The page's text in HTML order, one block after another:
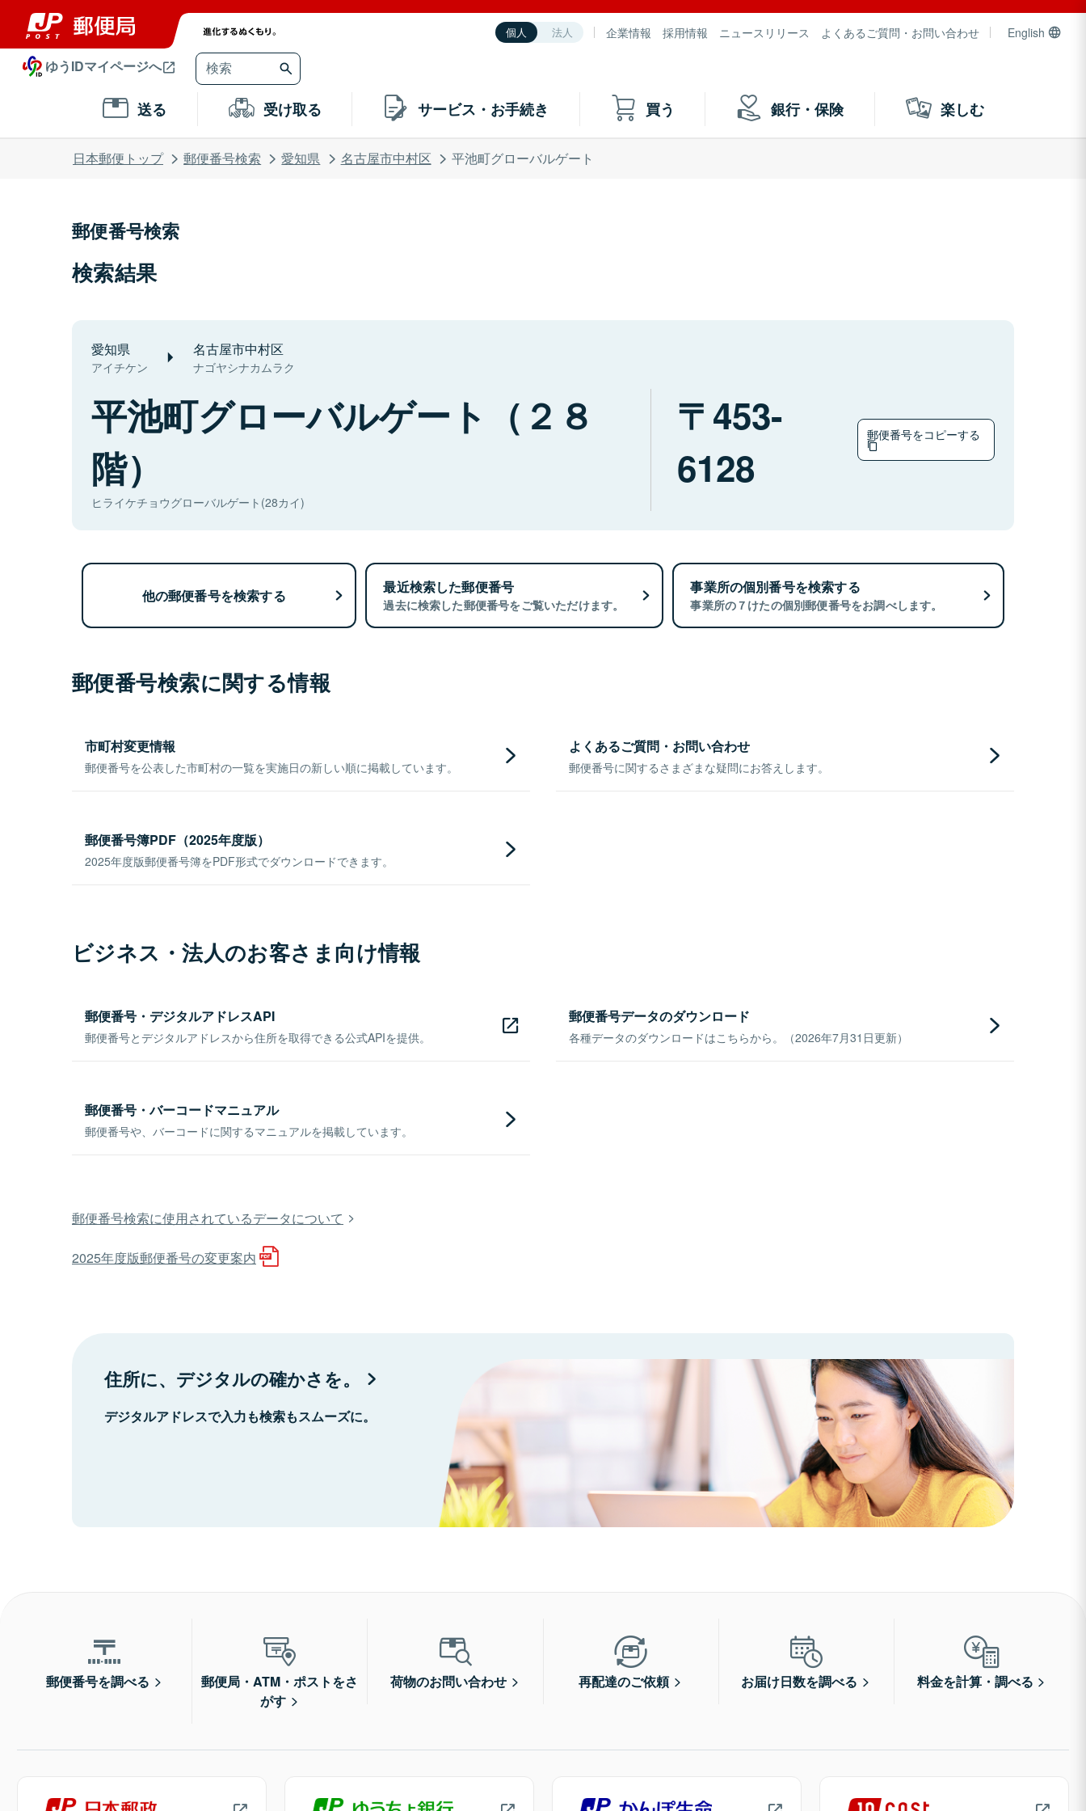
個人 法人 企業情報 採用情報 ニュースリリース よくあるご質問・お問い合わせ English
ゆうIDマイページへ
送る 受け取る サービス・お手続き 買う 銀行・保険 楽しむ
日本郵便トップ 郵便番号検索 愛知県 名古屋市中村区 平池町グローバルゲート
郵便番号検索
検索結果
愛知県
アイチケン
名古屋市中村区
ナゴヤシナカムラク
平池町グローバルゲート（２８
階）
ヒライケチョウグローバルゲート(28カイ)
453-
6128
郵便番号をコピーする
他の郵便番号を検索する 最近検索した郵便番号
過去に検索した郵便番号をご覧いただけます。
事業所の個別番号を検索する
事業所の７けたの個別郵便番号をお調べします。
郵便番号検索に関する情報
市町村変更情報
郵便番号を公表した市町村の一覧を実施日の新しい順に掲載しています。
よくあるご質問・お問い合わせ
郵便番号に関するさまざまな疑問にお答えします。
郵便番号簿PDF（2025年度版）
2025年度版郵便番号簿をPDF形式でダウンロードできます。
ビジネス・法人のお客さま向け情報
郵便番号・デジタルアドレスAPI
郵便番号とデジタルアドレスから住所を取得できる公式APIを提供。
郵便番号データのダウンロード
各種データのダウンロードはこちらから。（2026年7月31日更新）
郵便番号・バーコードマニュアル
郵便番号や、バーコードに関するマニュアルを掲載しています。
郵便番号検索に使用されているデータについて
2025年度版郵便番号の変更案内
住所に、デジタルの確かさを。
デジタルアドレスで入力も検索もスムーズに。
郵便番号を調べる
郵便局・ATM・ポストをさ
がす
荷物のお問い合わせ 再配達のご依頼 お届け日数を調べる 料金を計算・調べる